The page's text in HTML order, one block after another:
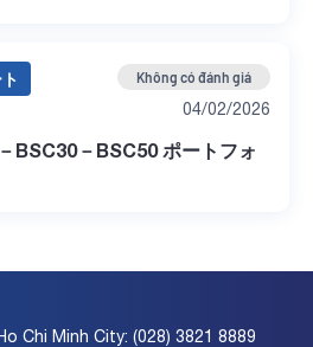
Không có đánh giá
04/02/2026
BSC30－BSC50 ポートフォ
Chi Minh City: (028) 3821 8889